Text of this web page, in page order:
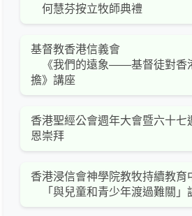
何慧芬按立牧師典禮
基督教香港信義會
《我們的遠象――基督徒對香
擔》講座
香港聖經公會週年大會暨六十七
恩崇拜
香港浸信會神學院教牧持續教育
「與兒童和青少年渡過難關」